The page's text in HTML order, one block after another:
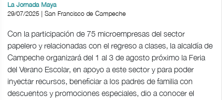
La Jornada Maya
29/07/2025 | San Francisco de Campeche
Con la participación de 75 microempresas del sector
papelero y relacionadas con el regreso a clases, la alcaldía de
Campeche organizará del 1 al 3 de agosto próximo la Feria
del Verano Escolar, en apoyo a este sector y para poder
inyectar recursos, beneficiar a los padres de familia con
descuentos y promociones especiales, dio a conocer el